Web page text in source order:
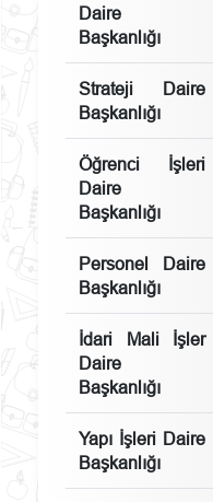
Daire
Başkanlığı
Strateji Daire
Başkanlığı
Öğrenci İşleri
Daire
Başkanlığı
Personel Daire
Başkanlığı
İdari Mali İşler
Daire
Başkanlığı
Yapı İşleri Daire
Başkanlığı